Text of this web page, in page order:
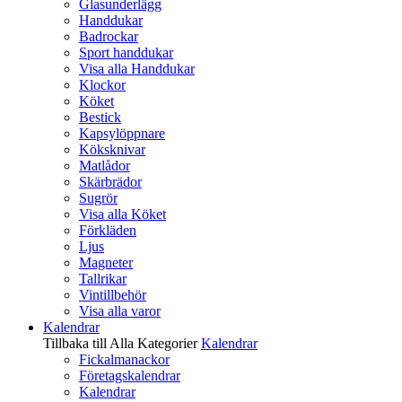
Glasunderlägg
Handdukar
Badrockar
Sport handdukar
Visa alla Handdukar
Klockor
Köket
Bestick
Kapsylöppnare
Köksknivar
Matlådor
Skärbrädor
Sugrör
Visa alla Köket
Förkläden
Ljus
Magneter
Tallrikar
Vintillbehör
Visa alla varor
Kalendrar
Tillbaka till Alla Kategorier Kalendrar
Fickalmanackor
Företagskalendrar
Kalendrar